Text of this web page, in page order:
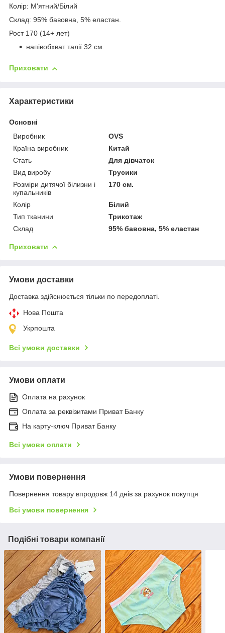
Колір: М'ятний/Білий
Склад: 95% бавовна, 5% еластан.
Рост 170 (14+ лет)
напівобхват талії 32 см.
Приховати
Характеристики
Основні
Виробник
OVS
Країна виробник
Китай
Стать
Для дівчаток
Вид виробу
Трусики
Розміри дитячої білизни і
купальників
170 см.
Колір
Білий
Тип тканини
Трикотаж
Склад
95% бавовна, 5% еластан
Приховати
Умови доставки
Доставка здійснюється тільки по передоплаті.
Нова Пошта
Укрпошта
Всі умови доставки
Умови оплати
Оплата на рахунок
Оплата за реквізитами Приват Банку
На карту-ключ Приват Банку
Всі умови оплати
Умови повернення
Повернення товару впродовж 14 днів за рахунок покупця
Всі умови повернення
Подібні товари компанії